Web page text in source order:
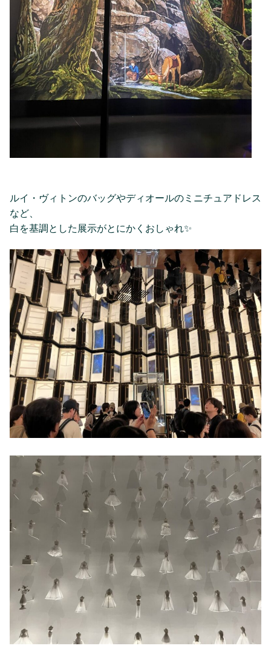
ルイ・ヴィトンのバッグやディオールのミニチュアドレス
など、
白を基調とした展示がとにかくおしゃれ✨